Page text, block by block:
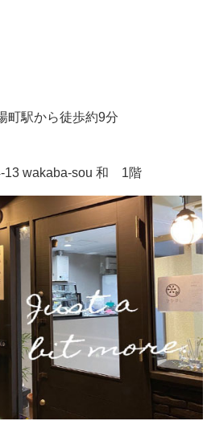
駅から徒歩約9分
13 wakaba-sou 和 1階